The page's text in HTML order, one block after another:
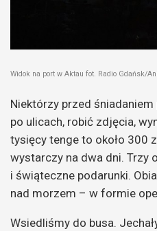
Widok na port w Aktau fot. Radio Gdańsk/
Niektórzy przed
po ulicach, robić zdjęcia,
tysięcy tenge to około 300
wystarczy na dwa dni. Trzy
i świąteczne podarunki.
nad morzem – w formie
Wsiedliśmy do busa.